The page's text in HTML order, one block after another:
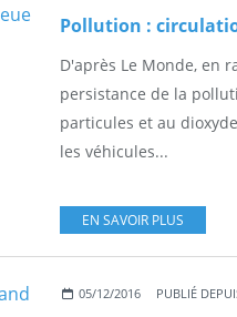
D'après Le Monde, en
persistance de la
particules et au dioxyde
les véhicules...
EN SAVOIR PLUS
05/12/2016 PUBLIÉ